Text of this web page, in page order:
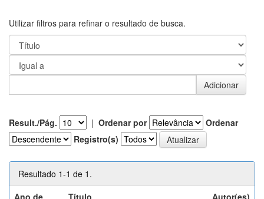
Utilizar filtros para refinar o resultado de busca.
Result./Pág. | Ordenar por
Ordenar
Registro(s)
Resultado 1-1 de 1.
Ano de
Título Autor(es)